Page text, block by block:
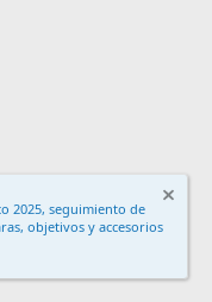
2025, seguimiento de
objetivos y accesorios